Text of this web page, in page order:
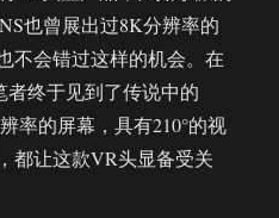
也曾展出过8K分辨率的
不会错过这样的机会。在
者终于见到了传说中的
率的屏幕，具有210°的视
都让这款VR头显备受关